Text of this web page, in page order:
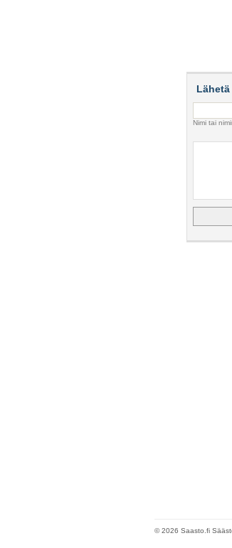
Nimi tai
© 2026 Saasto.fi